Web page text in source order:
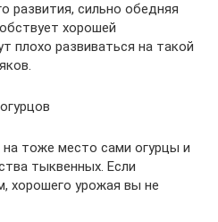
развития, сильно обедняя
хорошей
плохо развиваться на такой
тоже место сами огурцы и
тыквенных. Если
хорошего урожая вы не